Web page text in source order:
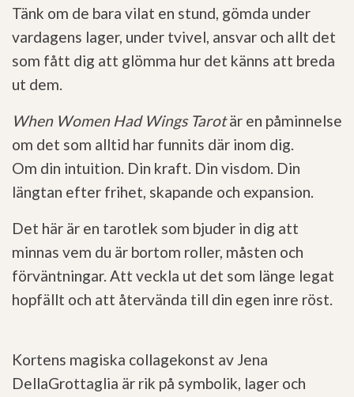
Tänk om de bara vilat en stund, gömda under
vardagens lager, under tvivel, ansvar och allt det
som fått dig att glömma hur det känns att breda
ut dem.
When Women Had Wings Tarotär en påminnelse
om det som alltid har funnits där inom dig.
Om din intuition. Din kraft. Din visdom. Din
längtan efter frihet, skapande och expansion.
Det här är en tarotlek som bjuder in dig att
minnas vem du är bortom roller, måsten och
förväntningar. Att veckla ut det som länge legat
hopfällt och att återvända till din egen inre röst.
Kortens magiska collagekonst av Jena
DellaGrottaglia är rik på symbolik, lager och